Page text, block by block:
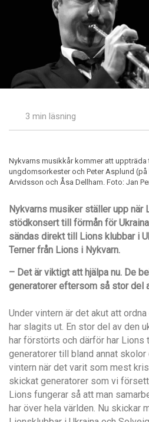
3 min läsning
Nykvarns musikkår kommer att
ungdomsorkester och Peter Asplund
Arvidsson och Åsa Dellham. Foto: Jan
Nykvarns musiker ställer upp när
stödkonsert till förmån för
sändas direkt till Lions klubbar i
Terner från Lions i Nykvarn.
– Det är viktigt att hjälpa nu. De
generatorer eftersom så stor del
Under vintern är det akut att
har slagits ut. En stor del av den
har förstörts och därför har
generatorer till bland annat skolor
vintern när det varit som mest
skickat generatorer som vi
Lions fungerar så att man
har över hela världen. Nu skickar